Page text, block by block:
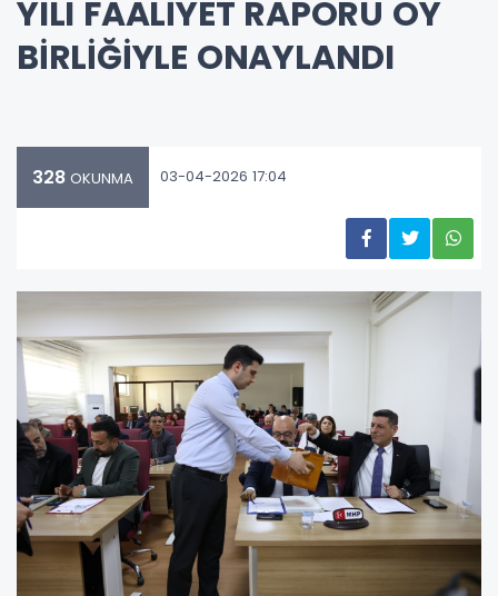
YILI FAALİYET RAPORU OY
BİRLİĞİYLE ONAYLANDI
328 OKUNMA 03-04-2026 17:04